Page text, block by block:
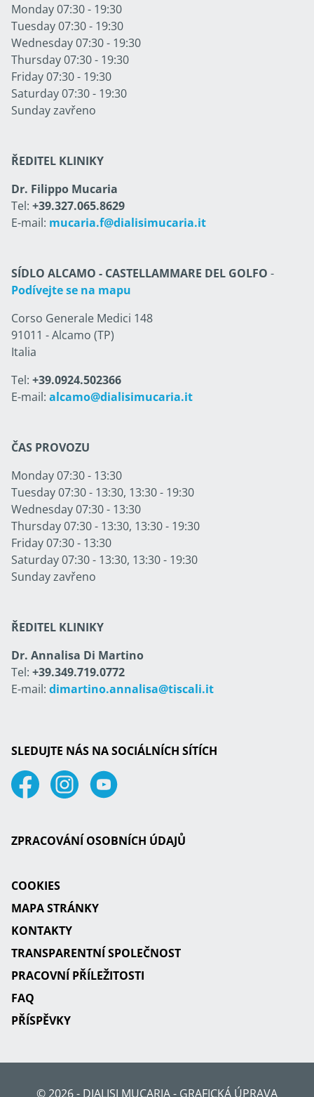
ZPRACOVÁNÍ OSOBNÍCH ÚDAJŮ
COOKIES
MAPA STRÁNKY
KONTAKTY
TRANSPARENTNÍ SPOLEČNOST
PRACOVNÍ PŘÍLEŽITOSTI
FAQ
PŘÍSPĚVKY
Monday 07:30 - 19:30
Tuesday 07:30 - 19:30
Wednesday 07:30 - 19:30
Thursday 07:30 - 19:30
Friday 07:30 - 19:30
Saturday 07:30 - 19:30
Sunday zavřeno
ŘEDITEL KLINIKY
Dr. Filippo Mucaria
Tel: +39.327.065.8629
E-mail: mucaria.f@dialisimucaria.it
SÍDLO ALCAMO - CASTELLAMMARE DEL GOLFO -
Podívejte se na mapu
Corso Generale Medici 148
91011 - Alcamo (TP)
Italia
Tel: +39.0924.502366
E-mail: alcamo@dialisimucaria.it
ČAS PROVOZU
Monday 07:30 - 13:30
Tuesday 07:30 - 13:30, 13:30 - 19:30
Wednesday 07:30 - 13:30
Thursday 07:30 - 13:30, 13:30 - 19:30
Friday 07:30 - 13:30
Saturday 07:30 - 13:30, 13:30 - 19:30
Sunday zavřeno
ŘEDITEL KLINIKY
Dr. Annalisa Di Martino
Tel: +39.349.719.0772
E-mail: dimartino.annalisa@tiscali.it
SLEDUJTE NÁS NA SOCIÁLNÍCH SÍTÍCH
FacebookInstagramYoutube
© 2026 - DIALISI MUCARIA - GRAFICKÁ ÚPRAVA